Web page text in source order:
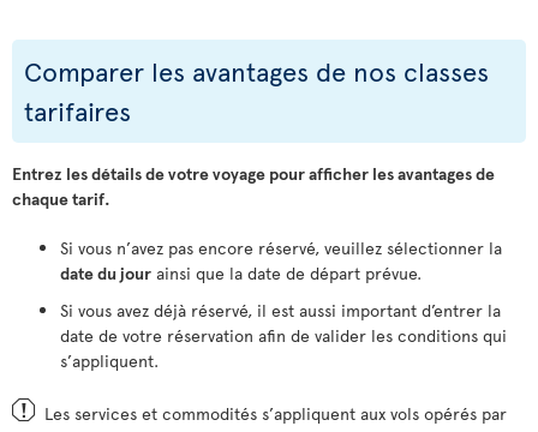
Comparer les avantages de nos classes
tarifaires
Entrez les détails de votre voyage pour afficher les avantages de
chaque tarif.
Si vous n’avez pas encore réservé, veuillez sélectionner la
date du jour ainsi que la date de départ prévue.
Si vous avez déjà réservé, il est aussi important d’entrer la
date de votre réservation afin de valider les conditions qui
s’appliquent.
Les services et commodités s’appliquent aux vols opérés par